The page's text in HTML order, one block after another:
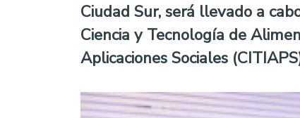
Ciudad Sur, será llevado a
Ciencia y Tecnología de
Aplicaciones Sociales